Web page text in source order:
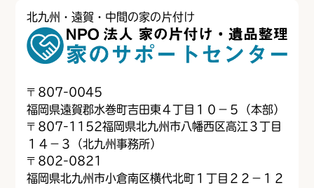
北九州・遠賀・中間の家の片付け
〒 807-0045
福岡県遠賀郡水巻町吉田東４丁目１０−５（本部）
〒 807-1152福岡県北九州市八幡西区高江３丁目
１４−３（北九州事務所）
〒 802-0821
福岡県北九州市小倉南区横代北町１丁目２２−１２